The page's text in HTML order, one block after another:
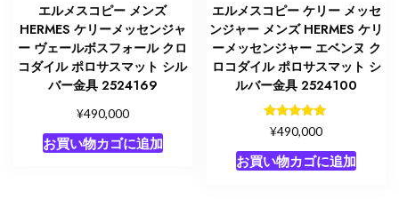
エルメスコピー メンズ
HERMES ケリーメッセンジャ
ー ヴェールボスフォール クロ
コダイル ポロサスマット シル
バー金具 2524169
¥490,000
お買い物カゴに追加
エルメスコピー ケリー メッセ
ンジャー メンズ HERMES ケリ
ーメッセンジャー エベンヌ ク
ロコダイル ポロサスマット シ
ルバー金具 2524100
5段階中
5.00
の評価
¥490,000
お買い物カゴに追加